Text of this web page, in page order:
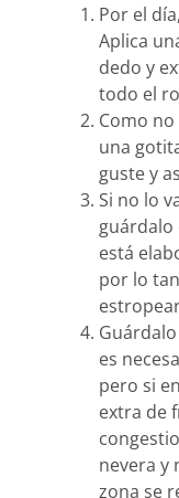
Por el
Aplica
dedo y
todo el
Como
una
guste y
Si no lo
guárdalo
está
por lo
es
pero si
extra de
nevera y
zona se